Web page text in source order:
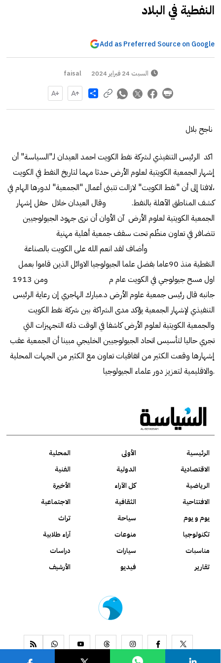
النفطية في البلاد
Add as Preferred Source on Google
السبت 24 فبراير 2024 faisal
Share
ناجح بلال
اكد الرئيس التنفيذي لشركة نفط الكويت احمد العيدان لـ"السياسة" أن
إشهار الجمعية الكويتية لعلوم الأرض حدثا مهما لتاريخ النفط في الكويت
،لافتا إلى أن "نفط الكويت" لازالت تتبنى أعمال "الجمعية" لدورها الهام في
كشف المناطق الآهلة بالنفط. وقال العيدان خلال حفل إشهار
الجمعية الكويتية لعلوم الأرض آن الأوان أن نرى جهود الجيولوجيين
تتضافر في تعاون منظّم تحت سقف جمعية أهلية مهنية
وأضاف لقد انعم الله على الكويت بالصناعة
النفطية منذ 90عاما بفضل علما الجيولوجيا الاوائل الذين قاموا بعمل
اول مسح جيولوجي في الكويت عام 191‪3 م ومن
جانبه قال رئيس جمعية علوم الأرض د.مبارك الهاجري إن رعاية الرئيس
التنفيذي لإشهار الجمعية يؤكد مدى الشراكة بين شركة نفط الكويت
والجمعية الكويتية لعلوم الأرض كاشفا في الوقت ذاته التجهيزات التي
تجري حاليا لتأسيس اتحاد الجيولوجيين الخليجي مبينا أن الجمعية عقب
إشهارها وقعت الكثير من اتفاقيات تعاون مع الكثير من الجهات المحلية
والاقليمية لتعزيز دور علماء الجيولوجيا.
الرئيسية الأولى
المحلية
الاقتصادية
الدولية
الفنية
الرياضية
كل الآراء
الأخيرة
الافتتاحية
الثقافية
الاجتماعية
يوم و يوم
سياحة
تراث
تكنولوجيا
منوعات
آراء طلابية
مناسبات
سيارات
دراسات
تقارير
فيديو الأرشيف